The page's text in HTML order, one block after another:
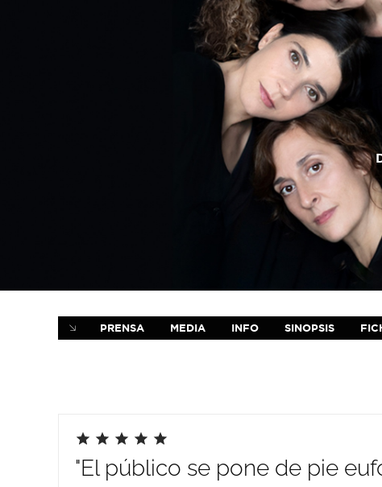
PRENSA MEDIA INFO SINOPSIS
"El público se pone de pie